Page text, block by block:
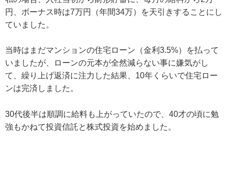
円、ボーナス時は7万円（年間34万）を天引きすることにし
ていました。
当時はまだマンションの住宅ローン（金利3.5%）を払って
いましたが、ローンの元本が全然減らない事に嫌気がし
て、繰り上げ返済に注力した結果、10年くらいで住宅ロー
ンは完済しました。
30代後半は順調に給料も上がっていたので、40才の頃に勉
強もかねて投資信託と株式投資を始めました。